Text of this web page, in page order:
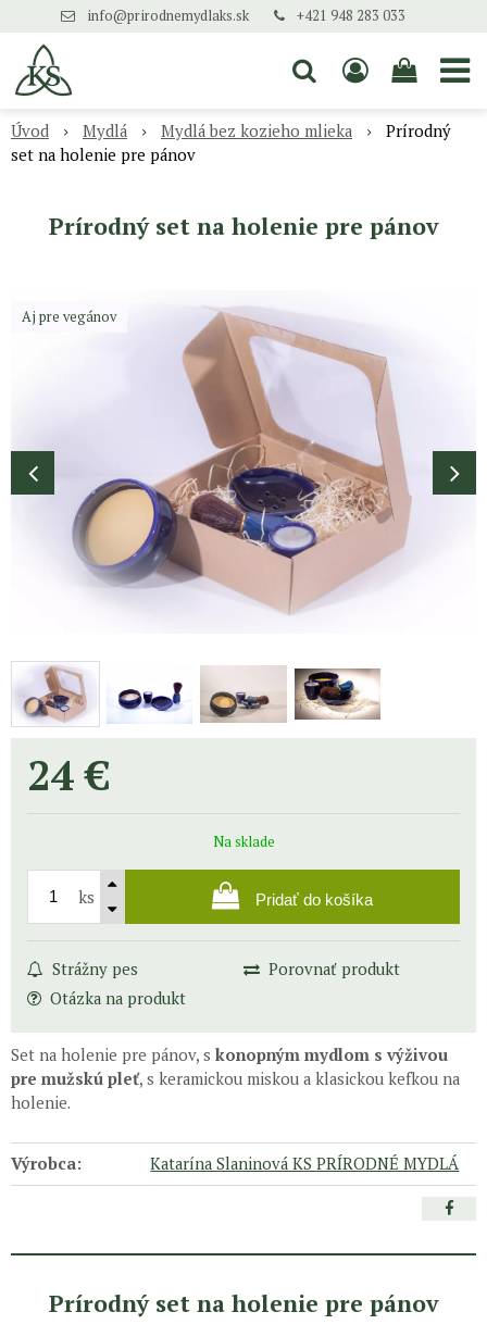
info@prirodnemydlaks.sk +421 948 283 033
Úvod Mydlá Mydlá bez kozieho mlieka
Prírodný
set na holenie pre pánov
Prírodný set na holenie pre pánov
Aj pre vegánov
24 €
Na sklade
ks Pridať do košíka
Strážny pes
Porovnať produkt
Otázka na produkt
Set na holenie pre pánov, s konopným mydlom s výživou
pre mužskú pleť, s keramickou miskou a klasickou kefkou na
holenie.
Výrobca: Katarína Slaninová KS PRÍRODNÉ MYDLÁ
Prírodný set na holenie pre pánov